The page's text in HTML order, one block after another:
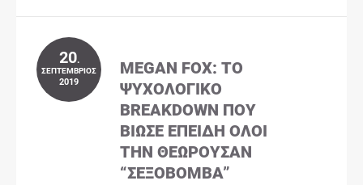
20.
ΣΕΠΤΈΜΒΡΙΟΣ
2019
MEGAN FOX: ΤΟ
ΨΥΧΟΛΟΓΙΚΌ
BREAKDOWN ΠΟΥ
ΒΊΩΣΕ ΕΠΕΙΔΉ ΌΛΟΙ
ΤΗΝ ΘΕΩΡΟΎΣΑΝ
“ΣΕΞΟΒΌΜΒΑ”